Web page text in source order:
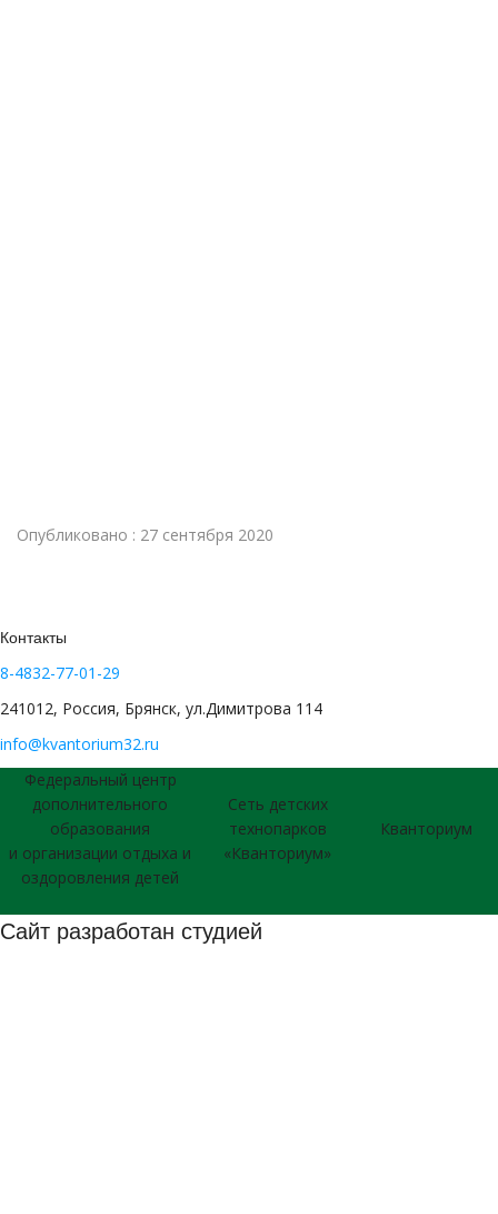
Опубликовано : 27 сентября 2020
Контакты
8-4832-77-01-29
241012, Россия, Брянск, ул.Димитрова 114
info@kvantorium32.ru
Федеральный центр
дополнительного
образования
и организации отдыха и
оздоровления детей
Сеть детских
технопарков
«Кванториум»
Кванториум
Сайт разработан студией